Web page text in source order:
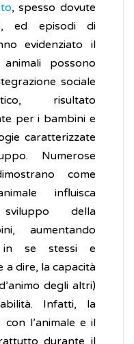
, spesso dovute
ed episodi di
evidenziato il
possono
sociale
risultato
per i bambini e
caratterizzate
Numerose
come
influisca
della
aumentando
in se stessi e
a dire, la capacità
degli altri)
Infatti, la
l’animale e il